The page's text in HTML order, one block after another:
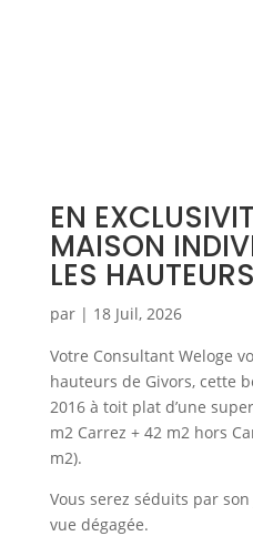
EN
MAISON
LES
par | 18 Juil, 2026
Votre Consultant Weloge
hauteurs de Givors, cette
2016 à toit plat d’une
m2 Carrez + 42 m2 hors
m2).
Vous serez séduits par
vue dégagée.